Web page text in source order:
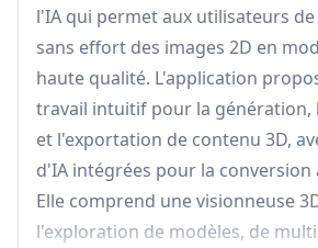
l'IA qui permet aux utilisateurs
sans effort des images 2D en
haute qualité. L'application
travail intuitif pour la génération,
et l'exportation de contenu 3D,
d'IA intégrées pour la conversion
Elle comprend une visionneuse
l'exploration de modèles, de